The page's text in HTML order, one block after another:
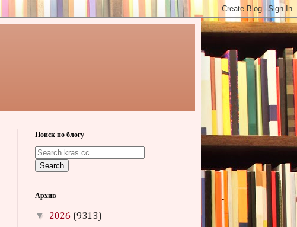
Поиск по блогу
Search
Архив
▼ 2026 (9313)